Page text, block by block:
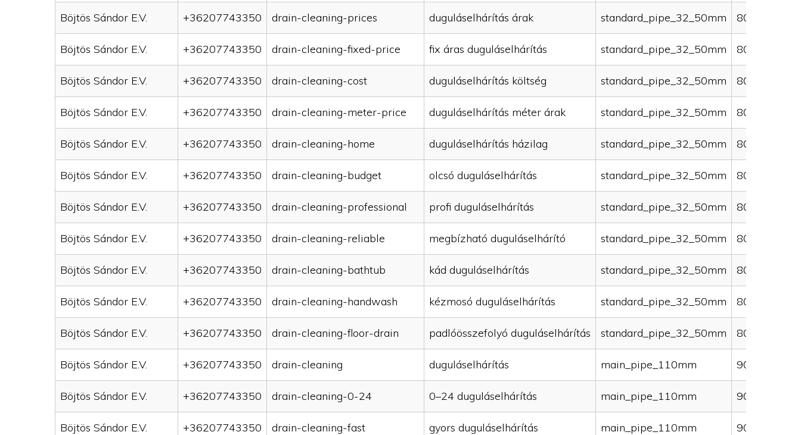
Böjtös Sándor E.V. +36207743350 drain-cleaning-prices duguláselhárítás árak standard_pipe_32_50mm 80000
Böjtös Sándor E.V. +36207743350 drain-cleaning-fixed-price fix áras duguláselhárítás standard_pipe_32_50mm 80000
Böjtös Sándor E.V. +36207743350 drain-cleaning-cost duguláselhárítás költség standard_pipe_32_50mm 80000
Böjtös Sándor E.V. +36207743350 drain-cleaning-meter-price duguláselhárítás méter árak standard_pipe_32_50mm 80000
Böjtös Sándor E.V. +36207743350 drain-cleaning-home duguláselhárítás házilag standard_pipe_32_50mm 80000
Böjtös Sándor E.V. +36207743350 drain-cleaning-budget olcsó duguláselhárítás standard_pipe_32_50mm 80000
Böjtös Sándor E.V. +36207743350 drain-cleaning-professional profi duguláselhárítás standard_pipe_32_50mm 80000
Böjtös Sándor E.V. +36207743350 drain-cleaning-reliable megbízható duguláselhárító standard_pipe_32_50mm 80000
Böjtös Sándor E.V. +36207743350 drain-cleaning-bathtub kád duguláselhárítás standard_pipe_32_50mm 80000
Böjtös Sándor E.V. +36207743350 drain-cleaning-handwash kézmosó duguláselhárítás standard_pipe_32_50mm 80000
Böjtös Sándor E.V. +36207743350 drain-cleaning-floor-drain padlóösszefolyó duguláselhárítás standard_pipe_32_50mm 80000
Böjtös Sándor E.V. +36207743350 drain-cleaning duguláselhárítás main_pipe_110mm 90000
Böjtös Sándor E.V. +36207743350 drain-cleaning-0-24 0–24 duguláselhárítás main_pipe_110mm 90000
Böjtös Sándor E.V. +36207743350 drain-cleaning-fast gyors duguláselhárítás main_pipe_110mm 90000